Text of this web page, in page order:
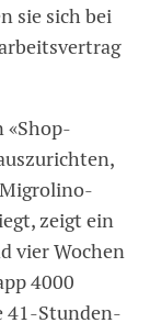
sie sich bei
«Shop-
Migrolino-
zeigt ein
vier Wochen
4000
41-Stunden-